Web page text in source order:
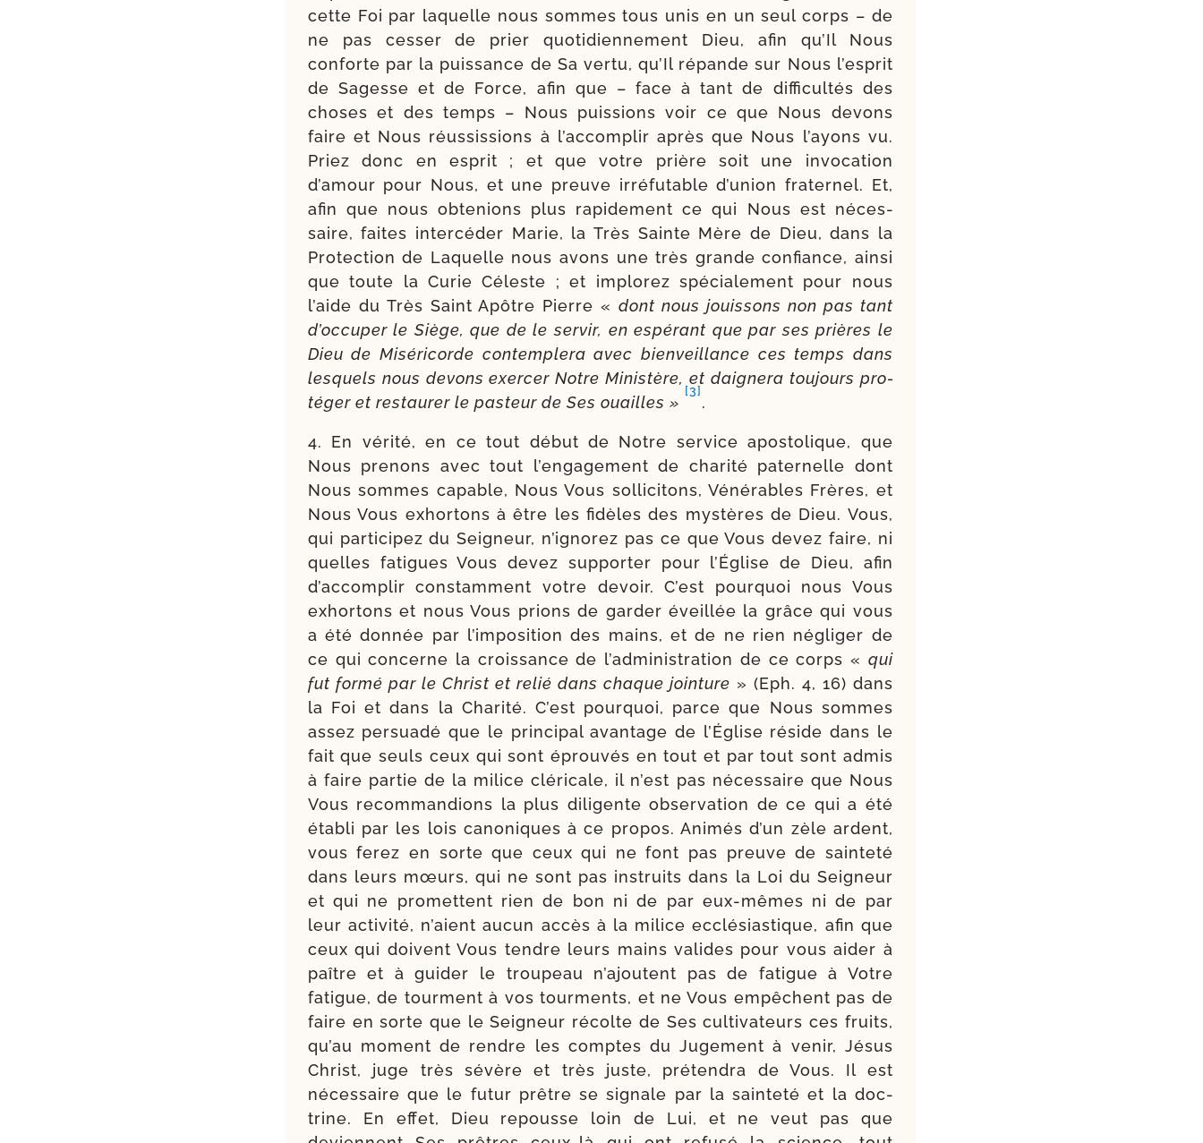
cette Foi par laquelle nous sommes tous unis en un seul corps – de
ne pas ces­ser de prier quo­ti­dien­ne­ment Dieu, afin qu’Il Nous
conforte par la puis­sance de Sa ver­tu, qu’Il répande sur Nous l’esprit
de Sagesse et de Force, afin que – face à tant de dif­fi­cul­tés des
choses et des temps – Nous puis­sions voir ce que Nous devons
faire et Nous réus­sis­sions à l’accomplir après que Nous l’ayons vu.
Priez donc en esprit ; et que votre prière soit une invo­ca­tion
d’amour pour Nous, et une preuve irré­fu­table d’union fra­ter­nel. Et,
afin que nous obte­nions plus rapi­de­ment ce qui Nous est néces­
saire, faites inter­cé­der Marie, la Très Sainte Mère de Dieu, dans la
Protection de Laquelle nous avons une très grande confiance, ain­si
que toute la Curie Céleste ; et implo­rez spé­cia­le­ment pour nous
l’aide du Très Saint Apôtre Pierre «dont nous jouis­sons non pas tant
d’occuper le Siège, que de le ser­vir, en espé­rant que par ses prières le
Dieu de Miséricorde contem­ple­ra avec bien­veillance ces temps dans
les­quels nous devons exer­cer Notre Ministère, et dai­gne­ra tou­jours pro­
té­ger et res­tau­rer le pas­teur de Ses ouailles »
[3]
.
4. En véri­té, en ce tout début de Notre ser­vice apos­to­lique, que
Nous pre­nons avec tout l’engagement de cha­ri­té pater­nelle dont
Nous sommes capable, Nous Vous sol­li­ci­tons, Vénérables Frères, et
Nous Vous exhor­tons à être les fidèles des mys­tères de Dieu. Vous,
qui par­ti­ci­pez du Seigneur, n’ignorez pas ce que Vous devez faire, ni
quelles fatigues Vous devez sup­por­ter pour l’Église de Dieu, afin
d’accomplir constam­ment votre devoir. C’est pour­quoi nous Vous
exhor­tons et nous Vous prions de gar­der éveillée la grâce qui vous
a été don­née par l’imposition des mains, et de ne rien négli­ger de
ce qui concerne la crois­sance de l’administration de ce corps « qui
fut for­mé par le Christ et relié dans chaque join­ture » (Eph. 4, 16) dans
la Foi et dans la Charité. C’est pour­quoi, parce que Nous sommes
assez per­sua­dé que le prin­ci­pal avan­tage de l’Église réside dans le
fait que seuls ceux qui sont éprou­vés en tout et par tout sont admis
à faire par­tie de la milice clé­ri­cale, il n’est pas néces­saire que Nous
Vous recom­man­dions la plus dili­gente obser­va­tion de ce qui a été
éta­bli par les lois cano­niques à ce pro­pos. Animés d’un zèle ardent,
vous ferez en sorte que ceux qui ne font pas preuve de sain­te­té
dans leurs mœurs, qui ne sont pas ins­truits dans la Loi du Seigneur
et qui ne pro­mettent rien de bon ni de par eux-​mêmes ni de par
leur acti­vi­té, n’aient aucun accès à la milice ecclé­sias­tique, afin que
ceux qui doivent Vous tendre leurs mains valides pour vous aider à
paître et à gui­der le trou­peau n’ajoutent pas de fatigue à Votre
fatigue, de tour­ment à vos tour­ments, et ne Vous empêchent pas de
faire en sorte que le Seigneur récolte de Ses culti­va­teurs ces fruits,
qu’au moment de rendre les comptes du Jugement à venir, Jésus
Christ, juge très sévère et très juste, pré­ten­dra de Vous. Il est
néces­saire que le futur prêtre se signale par la sain­te­té et la doc­
trine. En effet, Dieu repousse loin de Lui, et ne veut pas que